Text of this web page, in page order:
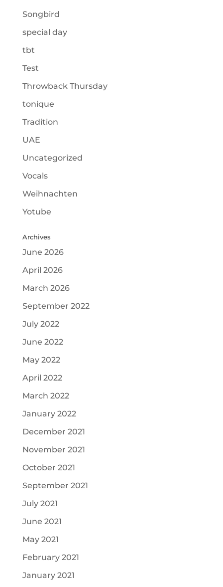
Songbird
special day
tbt
Test
Throwback Thursday
tonique
Tradition
UAE
Uncategorized
Vocals
Weihnachten
Yotube
Archives
June 2026
April 2026
March 2026
September 2022
July 2022
June 2022
May 2022
April 2022
March 2022
January 2022
December 2021
November 2021
October 2021
September 2021
July 2021
June 2021
May 2021
February 2021
January 2021